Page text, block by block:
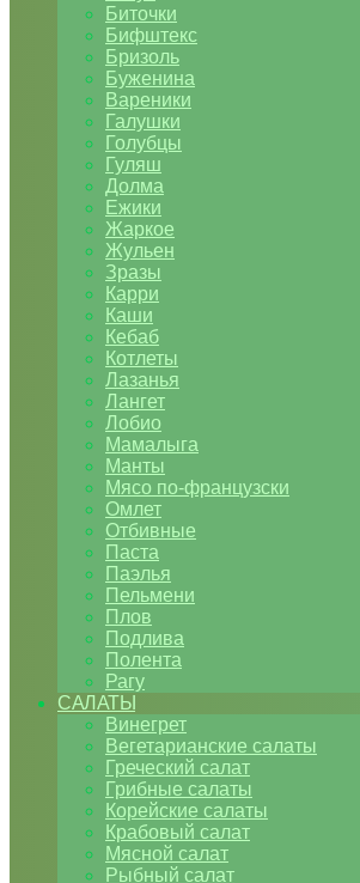
Биточки
Бифштекс
Бризоль
Буженина
Вареники
Галушки
Голубцы
Гуляш
Долма
Ежики
Жаркое
Жульен
Зразы
Карри
Каши
Кебаб
Котлеты
Лазанья
Лангет
Лобио
Мамалыга
Манты
Мясо по-французски
Омлет
Отбивные
Паста
Паэлья
Пельмени
Плов
Подлива
Полента
Рагу
САЛАТЫ
Винегрет
Вегетарианские салаты
Греческий салат
Грибные салаты
Корейские салаты
Крабовый салат
Мясной салат
Рыбный салат